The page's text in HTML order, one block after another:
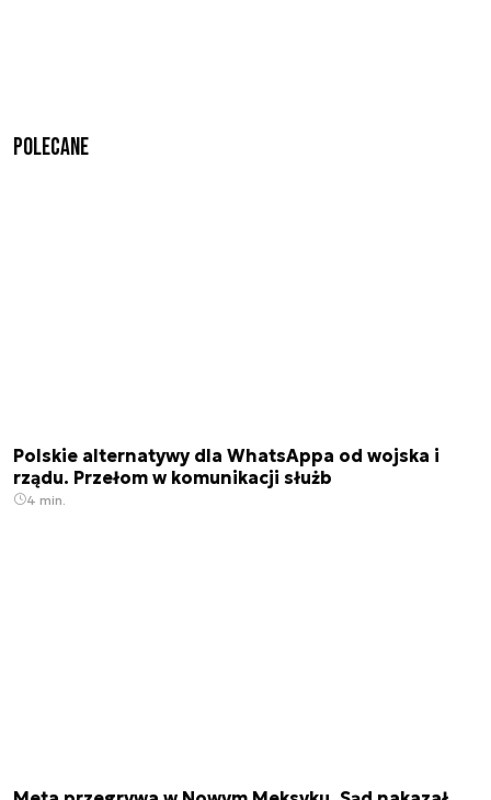
Polecane
Polskie alternatywy dla WhatsAppa od wojska i
rządu. Przełom w komunikacji służb
4 min.